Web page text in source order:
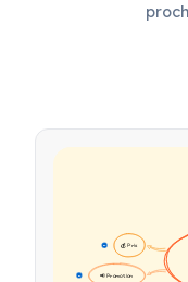
💰 Prix
16
📢 Promotion
17